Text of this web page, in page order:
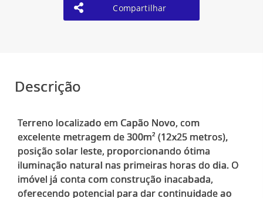
Compartilhar
Descrição
Terreno localizado em Capão Novo, com
excelente metragem de 300m² (12x25 metros),
posição solar leste, proporcionando ótima
iluminação natural nas primeiras horas do dia. O
imóvel já conta com construção inacabada,
oferecendo potencial para dar continuidade ao